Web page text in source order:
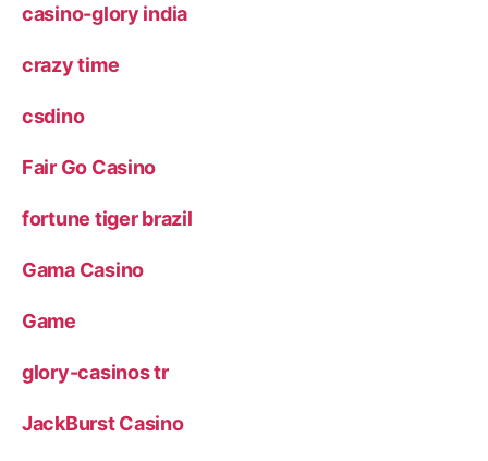
casino-glory india
crazy time
csdino
Fair Go Casino
fortune tiger brazil
Gama Casino
Game
glory-casinos tr
JackBurst Casino